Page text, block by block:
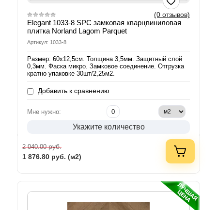
(0 отзывов)
Elegant 1033-8 SPC замковая кварцвиниловая
плитка Norland Lagom Parquet
Артикул: 1033-8
Размер: 60х12,5см. Толщина 3,5мм. Защитный слой
0,3мм. Фаска микро. Замковое соединение. Отгрузка
кратно упаковке 30шт/2,25м2.
Добавить к сравнению
Мне нужно:
Укажите количество
2 040.00руб.
1 876.80 руб. (м2)